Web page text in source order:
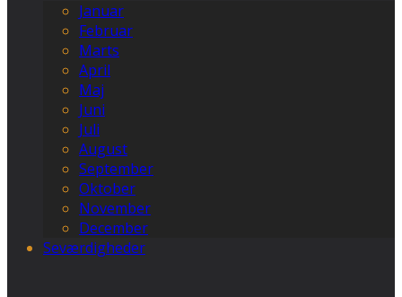
Januar
Februar
Marts
April
Maj
Juni
Juli
August
September
Oktober
November
December
Seværdigheder